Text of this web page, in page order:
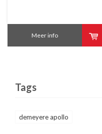
Meer info
Tags
demeyere apollo